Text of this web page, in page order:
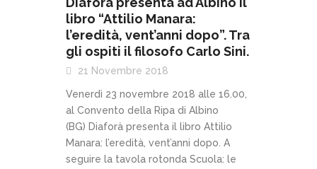
libro “Attilio Manara:
l’eredità, vent’anni dopo”. Tra
gli ospiti il filosofo Carlo Sini.
21 Novembre 2018
Venerdì 23 novembre 2018 alle 16.00,
al Convento della Ripa di Albino
(BG) Diaforà presenta il libro Attilio
Manara: l’eredità, vent’anni dopo. A
seguire la tavola rotonda Scuola: le